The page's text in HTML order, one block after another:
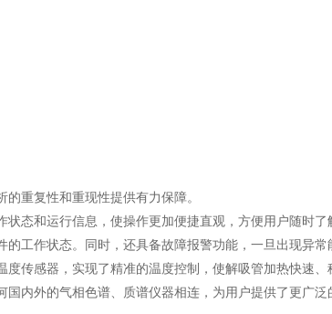
重复性和重现性提供有力保障。
态和运行信息，使操作更加便捷直观，方便用户随时了
工作状态。同时，还具备故障报警功能，一旦出现异常
传感器，实现了精准的温度控制，使解吸管加热快速、
内外的气相色谱、质谱仪器相连，为用户提供了更广泛